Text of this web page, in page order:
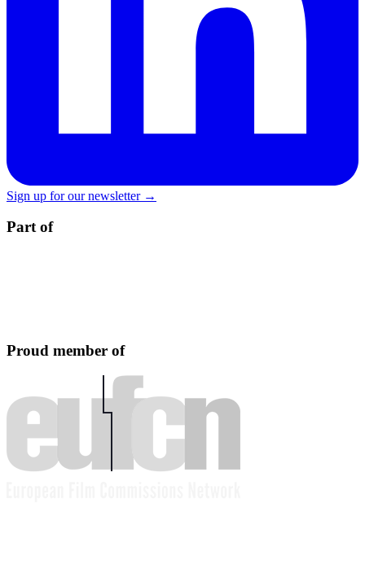
Sign up for our newsletter →
Part of
Proud member of